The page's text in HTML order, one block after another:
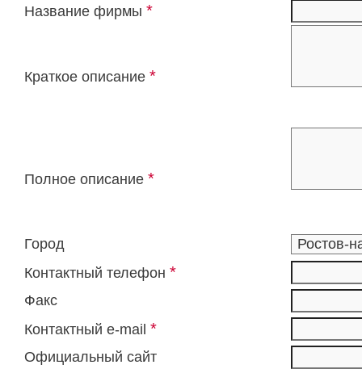
Название фирмы *
Краткое описание *
Полное описание *
Город
Контактный телефон *
Факс
Контактный e-mail *
Официальный сайт